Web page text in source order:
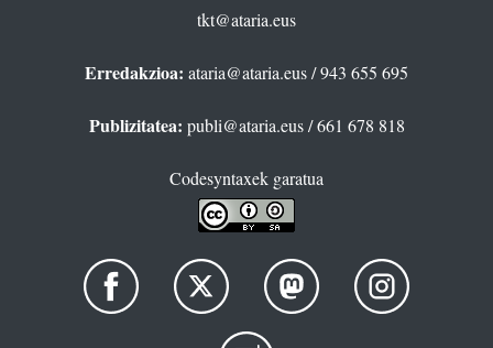
tkt@ataria.eus
Erredakzioa: ataria@ataria.eus/ 943 655 695
Publizitatea: publi@ataria.eus/ 661 678 818
Codesyntaxek garatua